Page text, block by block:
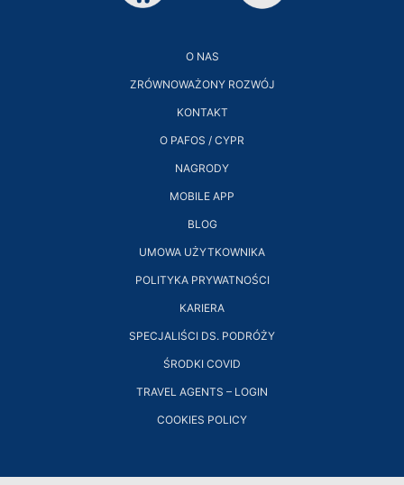
O NAS
ZRÓWNOWAŻONY ROZWÓJ
KONTAKT
O PAFOS / CYPR
NAGRODY
MOBILE APP
BLOG
UMOWA UŻYTKOWNIKA
POLITYKA PRYWATNOŚCI
KARIERA
SPECJALIŚCI DS. PODRÓŻY
ŚRODKI COVID
TRAVEL AGENTS – LOGIN
COOKIES POLICY